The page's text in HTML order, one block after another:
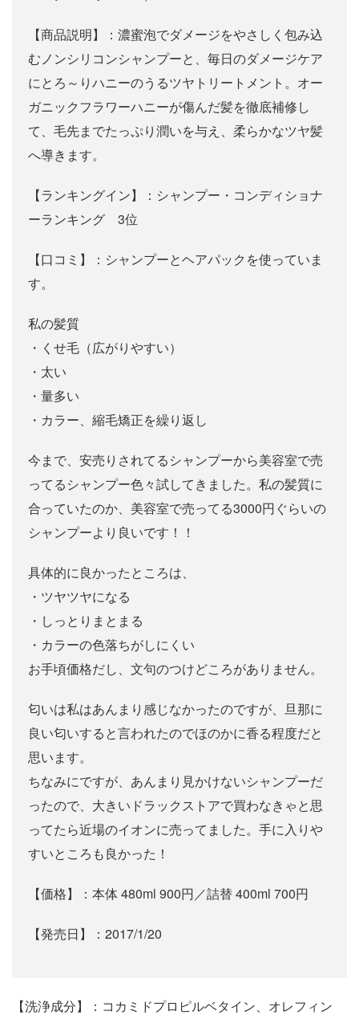
【商品説明】：濃蜜泡でダメージをやさしく包み込
むノンシリコンシャンプーと、毎日のダメージケア
にとろ～りハニーのうるツヤトリートメント。オー
ガニックフラワーハニーが傷んだ髪を徹底補修し
て、毛先までたっぷり潤いを与え、柔らかなツヤ髪
へ導きます。
【ランキングイン】：シャンプー・コンディショナ
ーランキング 3位
【口コミ】：シャンプーとヘアパックを使っていま
す。
私の髪質
・くせ毛（広がりやすい）
・太い
・量多い
・カラー、縮毛矯正を繰り返し
今まで、安売りされてるシャンプーから美容室で売
ってるシャンプー色々試してきました。私の髪質に
合っていたのか、美容室で売ってる3000円ぐらいの
シャンプーより良いです！！
具体的に良かったところは、
・ツヤツヤになる
・しっとりまとまる
・カラーの色落ちがしにくい
お手頃価格だし、文句のつけどころがありません。
匂いは私はあんまり感じなかったのですが、旦那に
良い匂いすると言われたのでほのかに香る程度だと
思います。
ちなみにですが、あんまり見かけないシャンプーだ
ったので、大きいドラックストアで買わなきゃと思
ってたら近場のイオンに売ってました。手に入りや
すいところも良かった！
【価格】：本体 480ml 900円／詰替 400ml 700円
【発売日】：2017/1/20
【洗浄成分】：コカミドプロピルベタイン、オレフィン